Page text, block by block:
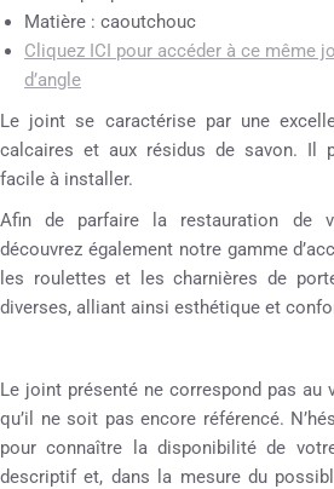
Matière : caoutchouc
Cliquez ICI pour accéder à ce même
d’angle
Le joint se caractérise par une
calcaires et aux résidus de savon. Il
facile à installer.
Afin de parfaire la restauration de
découvrez également notre gamme
les roulettes et les charnières de
diverses, alliant ainsi esthétique et
Le joint présenté ne correspond pas au
qu’il ne soit pas encore référencé.
pour connaître la disponibilité de
descriptif et, dans la mesure du